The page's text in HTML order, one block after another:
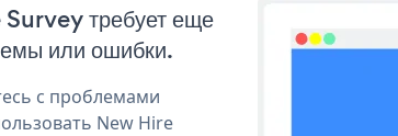
требует еще
или ошибки.
с проблемами
New Hire